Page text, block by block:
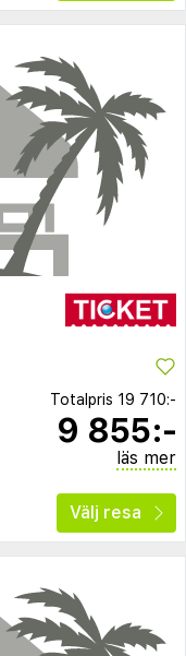
Totalpris 19 710:-
9 855:-
läs mer
Välj resa